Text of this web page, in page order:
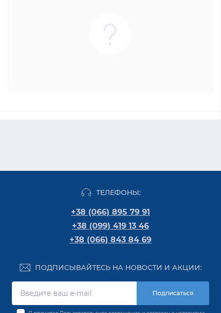
ТЕЛЕФОНЫ:
+38 (066) 895 79 91
+38 (099) 419 13 46
+38 (066) 843 84 69
ПОДПИСЫВАЙТЕСЬ НА НОВОСТИ И АКЦИИ:
Подписаться